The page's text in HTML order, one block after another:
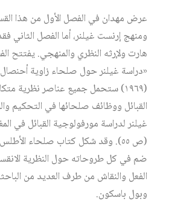
عرض مهدان في الفصل الأول من هذا
ومنهج إرنست غيلنر، أما الفصل الثاني
هارت ولإرثه النظري والمنهجي. يفتتح
«دراسة غيلنر حول صلحاء زاوية أحنصال
(١٩٦٩) ستحمل جميع عناصر نظرية
القبائل ووظائف صلحائها في التحكيم
غيلنر لدراسة مورفولوجية القبائل في
ضم في كل طروحاته حول النظرية
الفعل والنقاش من طرف العديد من
وبول باسكون.